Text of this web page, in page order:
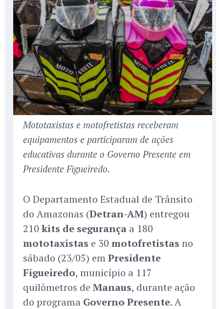
Mototaxistas e motofretistas receberam
equipamentos e participaram de ações
educativas durante o Governo Presente em
Presidente Figueiredo.
O Departamento Estadual de Trânsito
do Amazonas (Detran-AM) entregou
210 kits de segurança a 180
mototaxistas e 30 motofretistas no
sábado (23/05) emPresidente
Figueiredo, município a 117
quilômetros de Manaus, durante ação
do programa Governo Presente. A